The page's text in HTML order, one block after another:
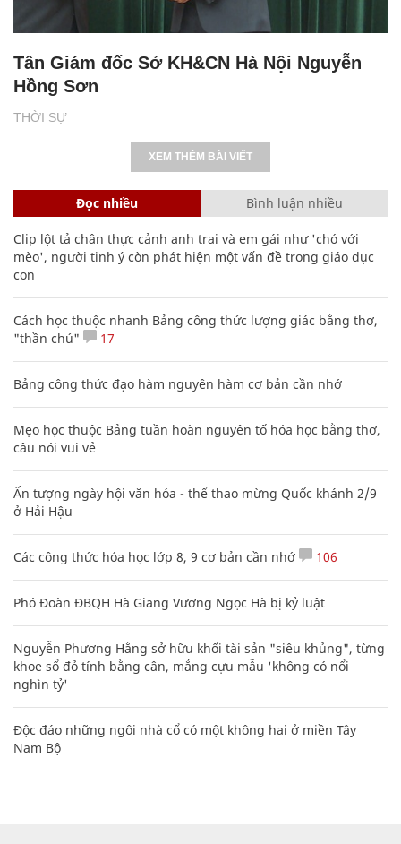
THỜI SỰ
Tân Giám đốc Sở KH&CN Hà Nội Nguyễn
Hồng Sơn
XEM THÊM BÀI VIẾT
Đọc nhiều Bình luận nhiều
Clip lột tả chân thực cảnh anh trai và em gái như 'chó với
mèo', người tinh ý còn phát hiện một vấn đề trong giáo dục
con
Cách học thuộc nhanh Bảng công thức lượng giác bằng thơ,
"thần chú"
17
Bảng công thức đạo hàm nguyên hàm cơ bản cần nhớ
Mẹo học thuộc Bảng tuần hoàn nguyên tố hóa học bằng thơ,
câu nói vui vẻ
Ấn tượng ngày hội văn hóa - thể thao mừng Quốc khánh 2/9
ở Hải Hậu
Các công thức hóa học lớp 8, 9 cơ bản cần nhớ 106
Phó Đoàn ĐBQH Hà Giang Vương Ngọc Hà bị kỷ luật
Nguyễn Phương Hằng sở hữu khối tài sản "siêu khủng", từng
khoe sổ đỏ tính bằng cân, mắng cựu mẫu 'không có nổi
nghìn tỷ'
Độc đáo những ngôi nhà cổ có một không hai ở miền Tây
Nam Bộ